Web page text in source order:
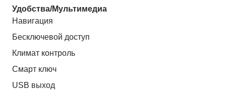
Удобства/Мультимедиа
Навигация
Бесключевой доступ
Климат контроль
Смарт ключ
USB выход